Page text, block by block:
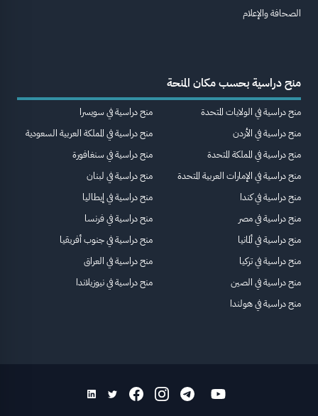
الصحافة والإعلام
منح دراسية بحسب مكان المنحة
منح دراسية في الولايات المتحدة
منح دراسية في الأردن
منح دراسية في المملكة المتحدة
منح دراسية في الإمارات العربية المتحدة
منح دراسية في كندا
منح دراسية في مصر
منح دراسية في ألمانيا
منح دراسية في تركيا
منح دراسية في الصين
منح دراسية في هولندا
منح دراسية في سويسرا
منح دراسية في المملكة العربية السعودية
منح دراسية في سنغافورة
منح دراسية في لبنان
منح دراسية في إيطاليا
منح دراسية في فرنسا
منح دراسية في جنوب أفريقيا
منح دراسية في العراق
منح دراسية في نيوزيلاندا